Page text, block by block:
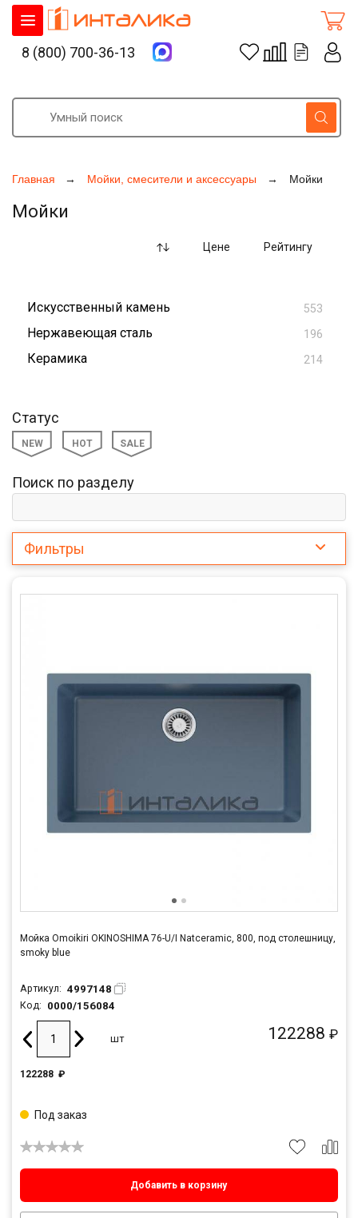
Главная Мойки, смесители и аксессуары Мойки
Мойки
Цене Рейтингу
Искусственный камень 553
Нержавеющая сталь 196
Керамика 214
Статус
NEW HOT SALE
Поиск по разделу
Фильтры
Мойка Omoikiri OKINOSHIMA 76-U/I Natceramic, 800, под столешницу,
smoky blue
Артикул: 4997148
Код: 0000/156084
122288 ₽
шт
122288 ₽
Добавить в корзину
Под заказ
8 (800) 700-36-13